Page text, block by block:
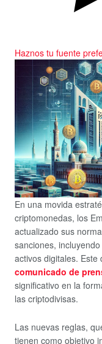
Haznos tu fuente
En una movida
criptomonedas, los
actualizado sus
sanciones,
activos digitales.
comunicado de
significativo en la
las criptodivisas.
Las nuevas reglas,
tienen como objetivo